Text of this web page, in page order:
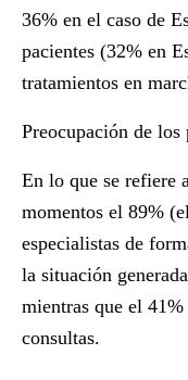
36% en el caso de
pacientes (32% en
tratamientos en
Preocupación de los
En lo que se refiere
momentos el 89%
especialistas de
la situación
mientras que el
consultas.